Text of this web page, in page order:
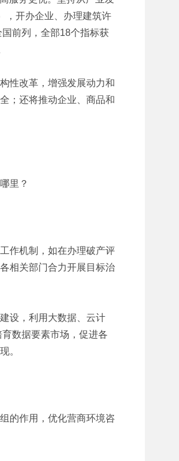
，开办企业、办理建筑许
前列，全部18个指标获
性改革，增强发展动力和
；还将推动企业、商品和
里？
作机制，如在办理破产评
相关部门合力开展目标治
设，利用大数据、云计
数据要素市场，促进各
。
的作用，优化营商环境咨